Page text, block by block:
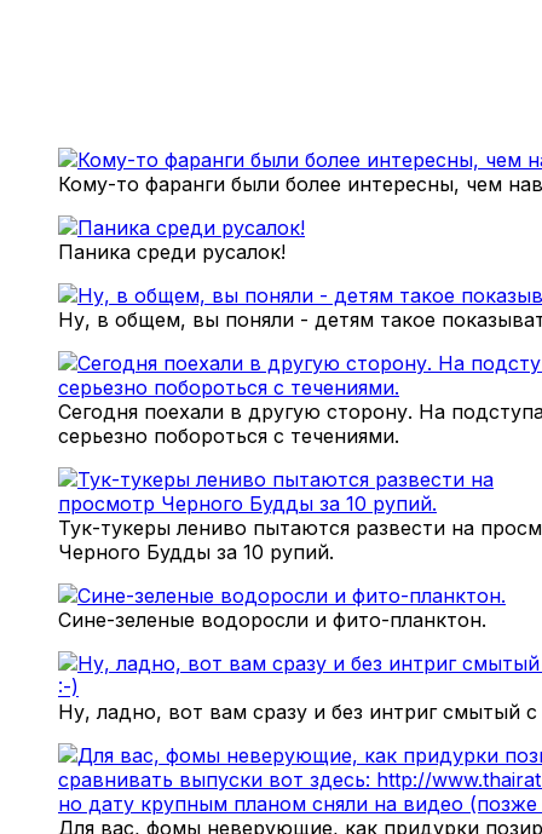
Кому-то фаранги были более интересны, чем
Паника среди русалок!
Ну, в общем, вы поняли - детям такое
Сегодня поехали в другую сторону. На
серьезно побороться с течениями.
Тук-тукеры лениво пытаются развести на
Черного Будды за 10 рупий.
Сине-зеленые водоросли и фито-планктон.
Ну, ладно, вот вам сразу и без интриг смытый
Для вас, фомы неверующие, как придурки